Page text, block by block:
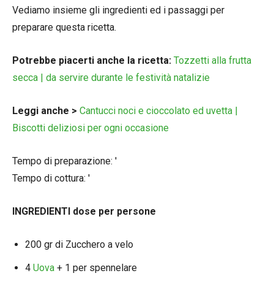
Vediamo insieme gli ingredienti ed i passaggi per
preparare questa ricetta.
Potrebbe piacerti anche la ricetta: Tozzetti alla frutta
secca | da servire durante le festività natalizie
Leggi anche > Cantucci noci e cioccolato ed uvetta |
Biscotti deliziosi per ogni occasione
Tempo di preparazione: ′
Tempo di cottura: ′
INGREDIENTI dose per persone
200 gr di Zucchero a velo
4 Uova + 1 per spennelare